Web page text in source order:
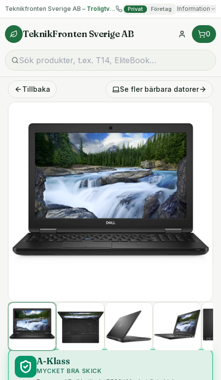
Teknikfronten Sverige AB – Troligtvis billigast på begagnad IT! Privat Företag Information
TeknikFronten Sverige AB 0
Tillbaka Se fler bärbara datorer
A-Klass
MYCKET BRA SKICK